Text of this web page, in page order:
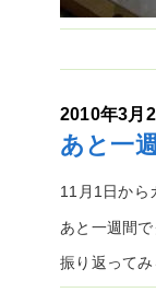
2010年3月
あと一
11月1日から
あと一週間で
振り返って